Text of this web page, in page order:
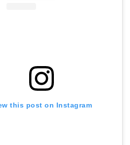
this post on Instagram